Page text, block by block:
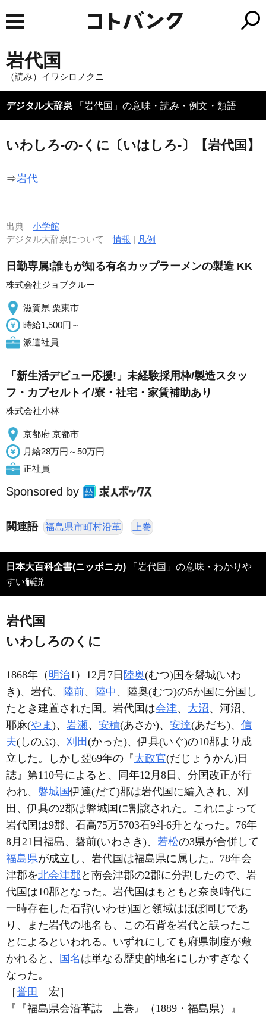
岩代国
（読み）イワシロノクニ
デジタル大辞泉 「岩代国」の意味・読み・例文・類語
いわしろ‐の‐くに〔いはしろ‐〕【岩代国】
⇒岩代
出典 小学館
デジタル大辞泉について情報 | 凡例
日勤専属!誰もが知る有名カップラーメンの製造 KK
株式会社ジョブクルー
滋賀県 栗東市
時給1,500円～
派遣社員
「新生活デビュー応援!」未経験採用枠/製造スタッ
フ・カプセルトイ/寮・社宅・家賃補助あり
株式会社小林
京都府 京都市
月給28万円～50万円
正社員
Sponsored by
関連語 福島県市町村沿革 上巻
日本大百科全書(ニッポニカ) 「岩代国」の意味・わかりや
すい解説
岩代国
いわしろのくに
1868年（ 明治1）12月7日 陸奥(むつ)国を磐城(いわ
き)、岩代、 陸前、 陸中 、陸奥(むつ)の5か国に分国し
たとき建置された国。岩代国は会津、 大沼、河沼、
耶麻(やま )、 岩瀬、 安積(あさか)、 安達(あだち)、 信
夫(しのぶ)、 刈田 (かった)、伊具(いぐ)の10郡より成
立した。しかし翌69年の『太政官(だじょうかん)日
誌』第110号によると、同年12月8日、分国改正が行
われ、 磐城国伊達(だて)郡は岩代国に編入され、刈
田、伊具の2郡は磐城国に割譲された。これによって
岩代国は9郡、石高75万5703石9斗6升となった。76年
8月21日福島、磐前(いわさき)、 若松の3県が合併して
福島県が成立し、岩代国は福島県に属した。78年会
津郡を北会津郡 と南会津郡の2郡に分割したので、岩
代国は10郡となった。岩代国はもともと奈良時代に
一時存在した石背(いわせ)国と領域はほぼ同じであ
り、また岩代の地名も、この石背を岩代と誤ったこ
とによるといわれる。いずれにしても府県制度が敷
かれると、 国名 は単なる歴史的地名にしかすぎなく
なった。
［誉田
宏］
『『福島県会沿革誌 上巻』（1889・福島県）』